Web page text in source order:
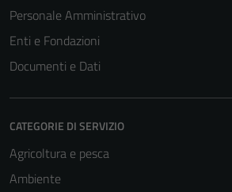
Personale Amministrativo
Enti e Fondazioni
Documenti e Dati
CATEGORIE DI SERVIZIO
Agricoltura e pesca
Ambiente